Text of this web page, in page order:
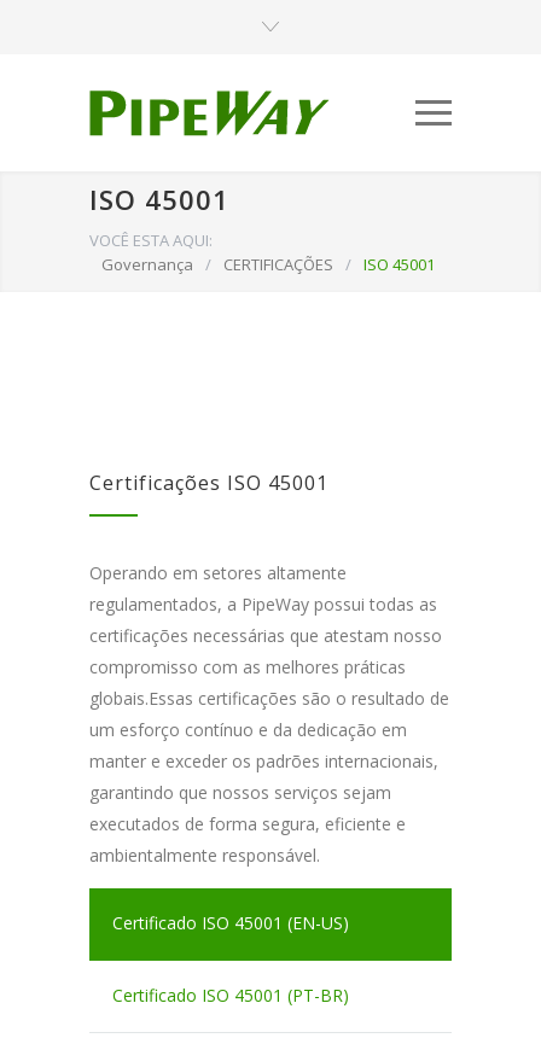
ISO 45001
VOCÊ ESTA AQUI:
Governança
/ CERTIFICAÇÕES / ISO 45001
Certificações ISO 45001
Operando em setores altamente
regulamentados, a PipeWay possui todas as
certificações necessárias que atestam nosso
compromisso com as melhores práticas
globais.Essas certificações são o resultado de
um esforço contínuo e da dedicação em
manter e exceder os padrões internacionais,
garantindo que nossos serviços sejam
executados de forma segura, eficiente e
ambientalmente responsável.
Certificado ISO 45001 (EN-US)
Certificado ISO 45001 (PT-BR)